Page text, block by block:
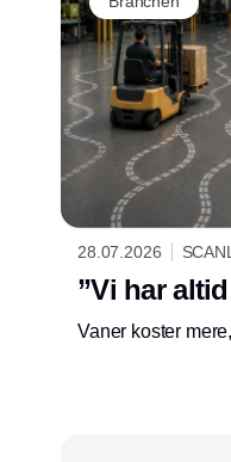
28.07.2026
”Vi har
Vaner koster